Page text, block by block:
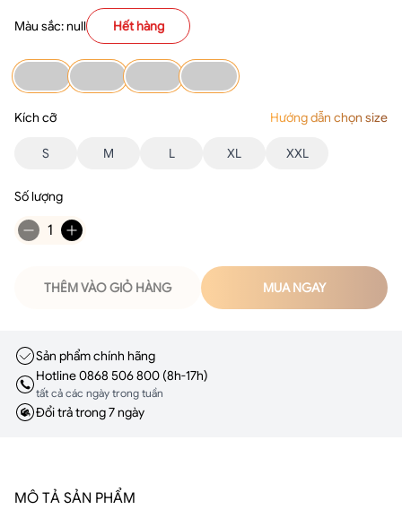
Màu sắc: null Hết hàng
Kích cỡ Hướng dẫn chọn size
S M L XL XXL
Số lượng
1
THÊM VÀO GIỎ HÀNG MUA NGAY
Sản phẩm chính hãng
Hotline 0868 506 800 (8h-17h)
tất cả các ngày trong tuần
Đổi trả trong 7 ngày
MÔ TẢ SẢN PHẨM